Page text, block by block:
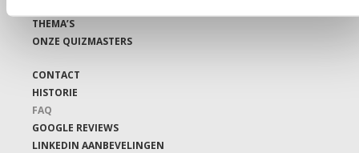
THEMA’S
ONZE QUIZMASTERS
CONTACT
HISTORIE
FAQ
GOOGLE REVIEWS
LINKEDIN AANBEVELINGEN